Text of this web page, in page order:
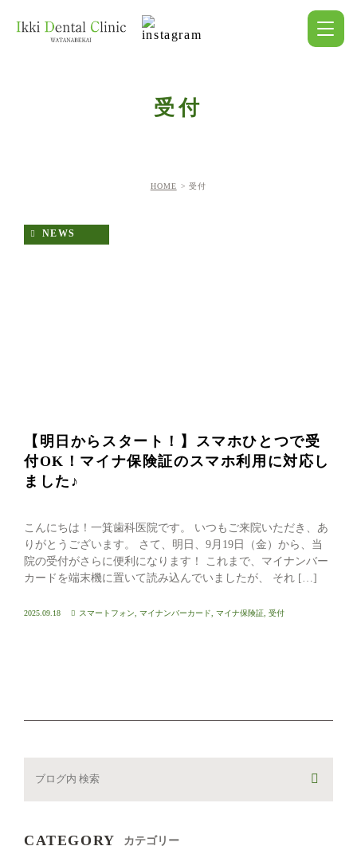
受付
HOME 受付
NEWS
【明日からスタート！】スマホひとつで受
付OK！マイナ保険証のスマホ利用に対応し
ました♪
こんにちは！一箕歯科医院です。 いつもご来院いただき、あ
りがとうございます。 さて、明日、9月19日（金）から、当
院の受付がさらに便利になります！ これまで、マイナンバー
カードを端末機に置いて読み込んでいましたが、 それ […]
2025.09.18 スマートフォン マイナンバーカード マイナ保険証 受付
CATEGORY カテゴリー